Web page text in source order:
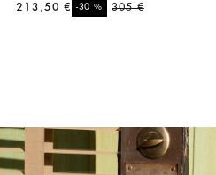
305 €
-30%
213,50 €